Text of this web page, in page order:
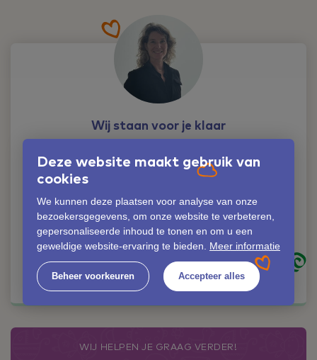
Deze website maakt gebruik van
cookies
We kunnen deze plaatsen voor analyse van onze
bezoekersgegevens, om onze website te verbeteren,
gepersonaliseerde inhoud te tonen en om u een
geweldige website-ervaring te bieden. Meer informatie
Beheer voorkeuren Accepteer alles
Wij staan voor je klaar
persoonlijk spreken?
Peggy Brasz
06-42352972
peggy.brasz@lunavi.nl
Kom in contact
WIJ HELPEN JE GRAAG VERDER!